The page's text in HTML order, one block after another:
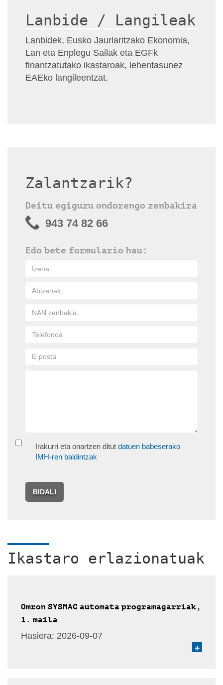
Lanbide / Langileak
Lanbidek, Eusko Jaurlaritzako Ekonomia,
Lan eta Enplegu Sailak eta EGFk
finantzatutako ikastaroak, lehentasunez
EAEko langileentzat.
Zalantzarik?
Deitu egiguzu ondorengo zenbakira
943 74 82 66
Edo bete formulario hau:
Irakurri eta onartzen ditut datuen babeserako
IMH-ren baldintzak
BIDALI
Ikastaro erlazionatuak
Omron SYSMAC automata programagarriak,
1. maila
Hasiera: 2026-09-07
+